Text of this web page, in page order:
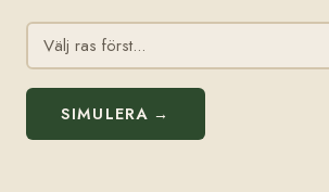
SIMULERA →